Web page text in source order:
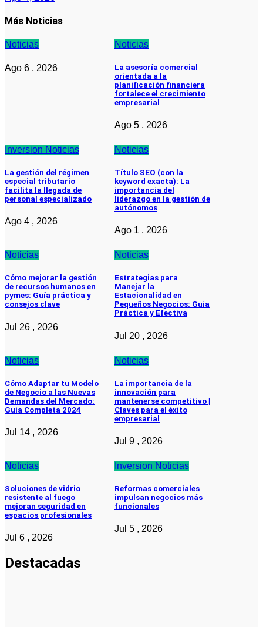
Más Noticias
Noticias
Ago 6 , 2026
Noticias
La asesoría comercial
orientada a la
planificación financiera
fortalece el crecimiento
empresarial
Ago 5 , 2026
Inversion Noticias
La gestión del régimen
especial tributario
facilita la llegada de
personal especializado
Ago 4 , 2026
Noticias
Título SEO (con la
keyword exacta): La
importancia del
liderazgo en la gestión de
autónomos
Ago 1 , 2026
Noticias
Cómo mejorar la gestión
de recursos humanos en
pymes: Guía práctica y
consejos clave
Jul 26 , 2026
Noticias
Estrategias para
Manejar la
Estacionalidad en
Pequeños Negocios: Guía
Práctica y Efectiva
Jul 20 , 2026
Noticias
Cómo Adaptar tu Modelo
de Negocio a las Nuevas
Demandas del Mercado:
Guía Completa 2024
Jul 14 , 2026
Noticias
La importancia de la
innovación para
mantenerse competitivo |
Claves para el éxito
empresarial
Jul 9 , 2026
Noticias
Soluciones de vidrio
resistente al fuego
mejoran seguridad en
espacios profesionales
Jul 6 , 2026
Inversion Noticias
Reformas comerciales
impulsan negocios más
funcionales
Jul 5 , 2026
Destacadas